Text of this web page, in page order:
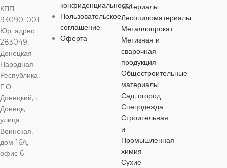
полиакрил
ДИАМЕТР
ОСОБЕННОСТИ
полиакрил
48 мм
ШИРИНА
ОСОБЕННОСТИ
КПП:
930901001
Юр. адрес:
283049,
Донецкая
Народная
Республика,
Г.О.
Донецкий, г.
Донецк,
улица
Воинская,
дом 16А,
офис 6
конфиденциальности
Пользовательское
соглашение
Оферта
материалы
Лесопиломатериалы
Металлопрокат
Метизная и
сварочная
продукция
Общестроительные
материалы
Сад, огород
Спецодежда
Строительная
и
Промышленная
химия
Сухие